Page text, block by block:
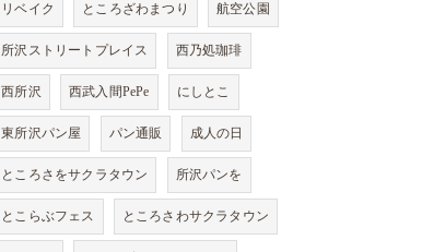
リベイク ところざわまつり 航空公園
所沢ストリートプレイス 西乃処珈琲
西所沢 西武入間PePe にしとこ
東所沢パン屋 パン通販 成人の日
ところさをサクラタウン 所沢パンを
とこらぶフェス ところさわサクラタウン